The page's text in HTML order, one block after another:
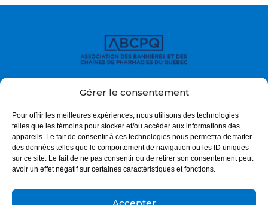
Gérer le consentement
Pour offrir les meilleures expériences, nous utilisons des technologies
telles que les témoins pour stocker et/ou accéder aux informations des
appareils. Le fait de consentir à ces technologies nous permettra de traiter
des données telles que le comportement de navigation ou les ID uniques
sur ce site. Le fait de ne pas consentir ou de retirer son consentement peut
avoir un effet négatif sur certaines caractéristiques et fonctions.
Accepter
À propos
Enjeux
Actualités
Outils cliniques
Trouver ma pharmacie